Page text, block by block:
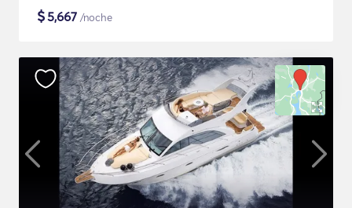
$5,667 /noche